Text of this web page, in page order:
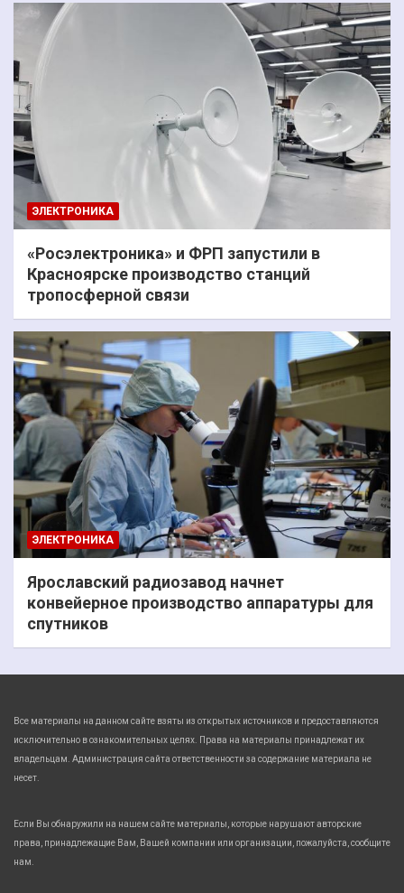
ЭЛЕКТРОНИКА
«Росэлектроника» и ФРП запустили в
Красноярске производство станций
тропосферной связи
ЭЛЕКТРОНИКА
Ярославский радиозавод начнет
конвейерное производство аппаратуры для
спутников
Все материалы на данном сайте взяты из открытых источников и предоставляются
исключительно в ознакомительных целях. Права на материалы принадлежат их
владельцам. Администрация сайта ответственности за содержание материала не
несет.
Если Вы обнаружили на нашем сайте материалы, которые нарушают авторские
права, принадлежащие Вам, Вашей компании или организации, пожалуйста, сообщите
нам.